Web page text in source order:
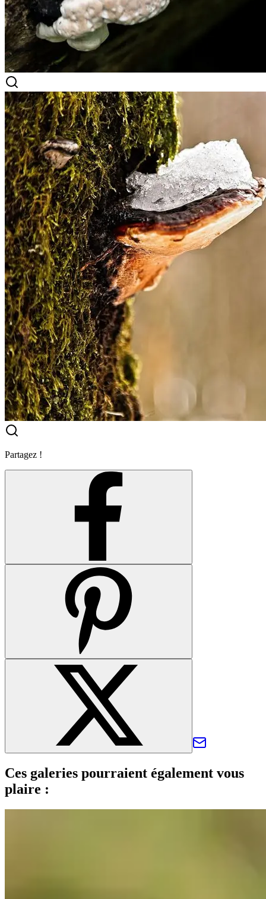
Partagez !
Ces galeries pourraient également vous
plaire :